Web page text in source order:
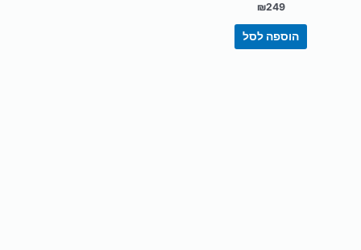
₪249
הוספה לסל